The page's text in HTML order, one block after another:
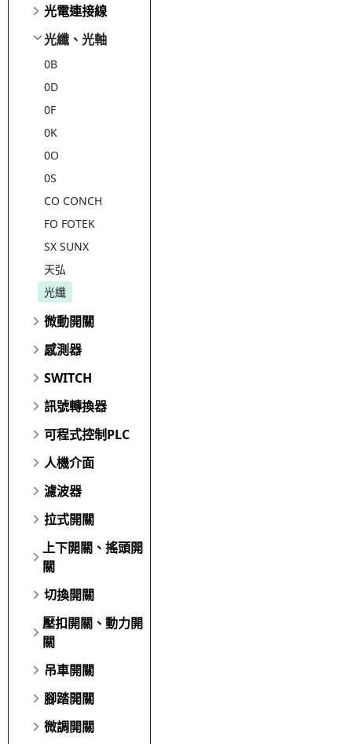
光電連接線
光纖、光軸
0B
0D
0F
0K
0O
0S
CO CONCH
FO FOTEK
SX SUNX
天弘
光纖
微動開關
感測器
SWITCH
訊號轉換器
可程式控制PLC
人機介面
濾波器
拉式開關
上下開關、搖頭開
關
切換開關
壓扣開關、動力開
關
吊車開關
腳踏開關
微調開關